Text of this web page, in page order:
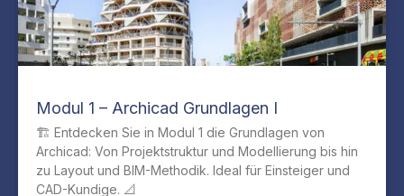
Modul 1 – Archicad Grundlagen I
🏗️ Entdecken Sie in Modul 1 die Grundlagen von
Archicad: Von Projektstruktur und Modellierung bis hin
zu Layout und BIM-Methodik. Ideal für Einsteiger und
CAD-Kundige. 📐